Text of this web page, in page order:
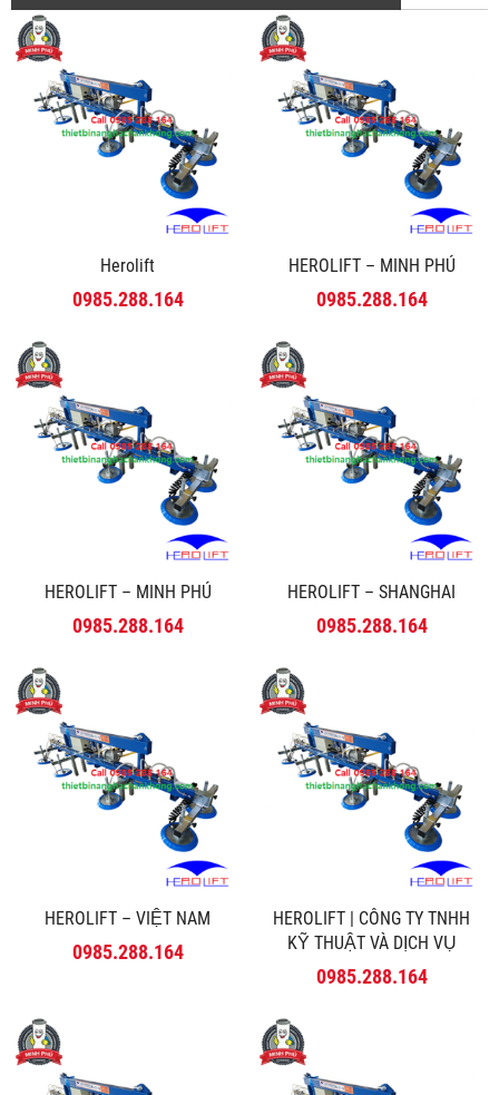
Herolift
0985.288.164
HEROLIFT – MINH PHÚ
0985.288.164
HEROLIFT – MINH PHÚ
0985.288.164
HEROLIFT – SHANGHAI
0985.288.164
HEROLIFT – VIỆT NAM
0985.288.164
HEROLIFT | CÔNG TY TNHH
KỸ THUẬT VÀ DỊCH VỤ
MINH PHÚ
0985.288.164